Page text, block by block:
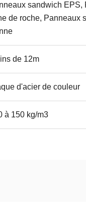
sandwich EPS,
de roche, Panneaux
de 12m
d'acier de couleur
à 150 kg/m3